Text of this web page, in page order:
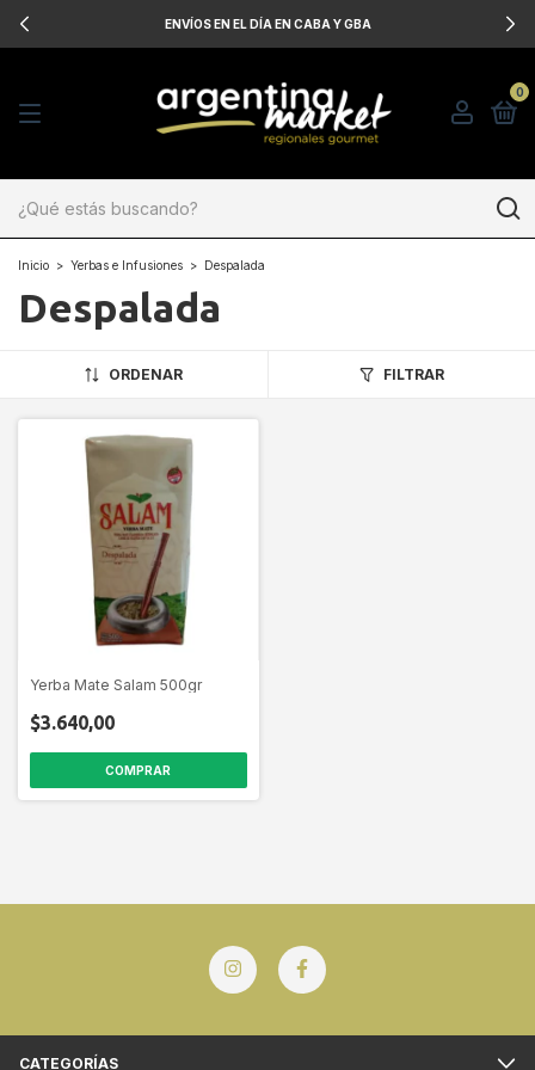
ENVÍOS EN EL DÍA EN CABA Y GBA
0
Inicio > Yerbas e Infusiones > Despalada
Despalada
ORDENAR FILTRAR
Yerba Mate Salam 500gr
$3.640,00
CATEGORÍAS